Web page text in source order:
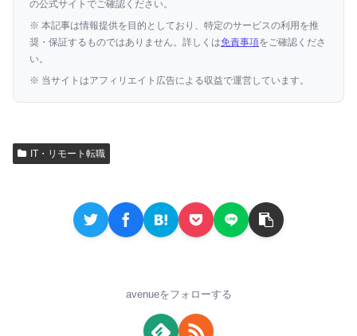
の公式サイトでご確認ください。
※ 本記事は情報提供を目的としており、特定のサービスの利用を推
奨・保証するものではありません。詳しくは免責事項をご確認くださ
い。
※ 当サイトはアフィリエイト広告による収益で運営しています。
IT・リモート転職
avenueをフォローする